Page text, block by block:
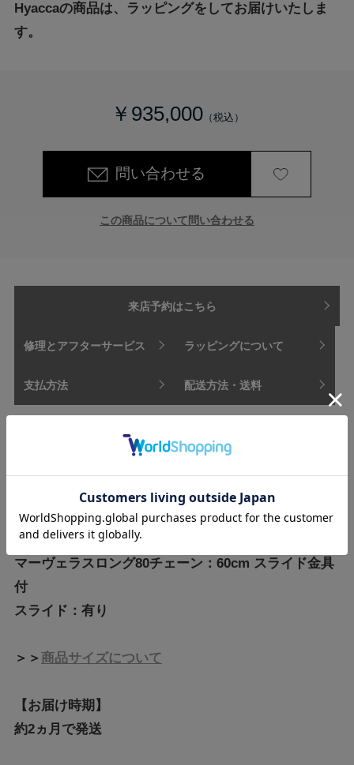
Hyaccaの商品は、ラッピングをしてお届けいたしま
す。
￥935,000
問い合わせる
この商品について問い合わせる
来店予約はこちら
修理とアフターサービス ラッピングについて
支払方法 配送方法・送料
素材:PT900/PT850/ダイヤモンド
鑑別書：DGL
トップ本体サイズ:縦約33.5mm×横約17.5mm
マーヴェラスロング80チェーン：60cm スライド金具
付
スライド：有り
＞＞商品サイズについて
【お届け時期】
約2ヵ月で発送